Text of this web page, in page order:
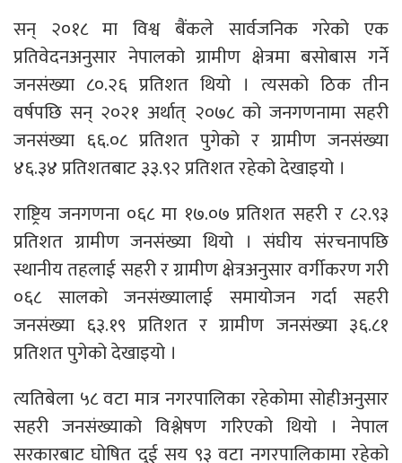
सन् २०१८ मा विश्व बैंकले सार्वजनिक गरेको एक
प्रतिवेदनअनुसार नेपालको ग्रामीण क्षेत्रमा बसोबास गर्ने
जनसंख्या ८०.२६ प्रतिशत थियो । त्यसको ठिक तीन
वर्षपछि सन् २०२१ अर्थात् २०७८ को जनगणनामा सहरी
जनसंख्या ६६.०८ प्रतिशत पुगेको र ग्रामीण जनसंख्या
४६.३४ प्रतिशतबाट ३३.९२ प्रतिशत रहेको देखाइयो ।
राष्ट्रिय जनगणना ०६८ मा १७.०७ प्रतिशत सहरी र ८२.९३
प्रतिशत ग्रामीण जनसंख्या थियो । संघीय संरचनापछि
स्थानीय तहलाई सहरी र ग्रामीण क्षेत्रअनुसार वर्गीकरण गरी
०६८ सालको जनसंख्यालाई समायोजन गर्दा सहरी
जनसंख्या ६३.१९ प्रतिशत र ग्रामीण जनसंख्या ३६.८१
प्रतिशत पुगेको देखाइयो ।
त्यतिबेला ५८ वटा मात्र नगरपालिका रहेकोमा सोहीअनुसार
सहरी जनसंख्याको विश्लेषण गरिएको थियो । नेपाल
सरकारबाट घोषित दुई सय ९३ वटा नगरपालिकामा रहेको